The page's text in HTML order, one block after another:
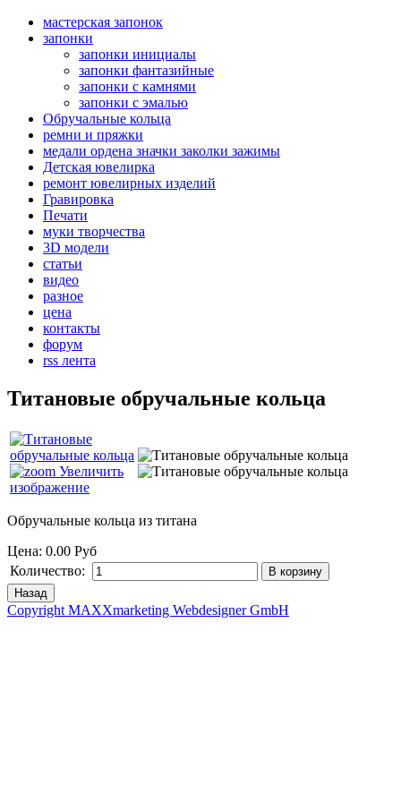
мастерская запонок
запонки
запонки инициалы
запонки фантазийные
запонки с камнями
запонки с эмалью
Обручальные кольца
ремни и пряжки
медали ордена значки заколки зажимы
Детская ювелирка
ремонт ювелирных изделий
Гравировка
Печати
муки творчества
3D модели
статьи
видео
разное
цена
контакты
форум
rss лента
Титановые обручальные кольца
Увеличить
изображение
Обручальные кольца из титана
Цена: 0.00 Руб
Количество:
Copyright MAXXmarketing Webdesigner GmbH